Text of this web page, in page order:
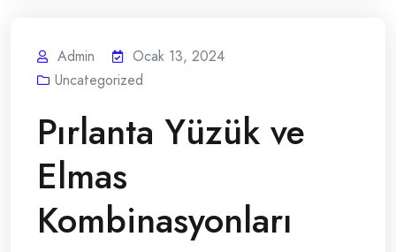
Admin
Ocak 13, 2024
Uncategorized
Pırlanta Yüzük ve
Elmas
Kombinasyonları